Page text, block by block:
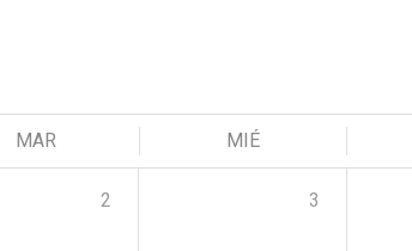
MAR MIÉ
2 3